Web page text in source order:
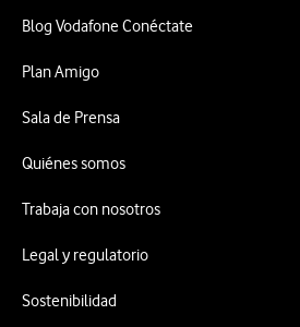
Blog Vodafone Conéctate
Plan Amigo
Sala de Prensa
Quiénes somos
Trabaja con nosotros
Legal y regulatorio
Sostenibilidad